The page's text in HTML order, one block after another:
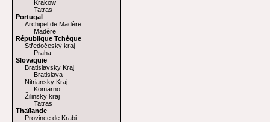
Krakow
Tatras
Portugal
Archipel de Madère
Madère
République Tchèque
Středočeský kraj
Praha
Slovaquie
Bratislavsky Kraj
Bratislava
Nitriansky Kraj
Komarno
Žilinsky kraj
Tatras
Thaïlande
Province de Krabi